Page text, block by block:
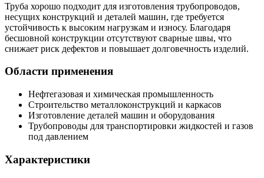
Труба хорошо подходит для изготовления трубопроводов,
несущих конструкций и деталей машин, где требуется
устойчивость к высоким нагрузкам и износу. Благодаря
бесшовной конструкции отсутствуют сварные швы, что
снижает риск дефектов и повышает долговечность изделий.
Области применения
Нефтегазовая и химическая промышленность
Строительство металлоконструкций и каркасов
Изготовление деталей машин и оборудования
Трубопроводы для транспортировки жидкостей и газов
под давлением
Характеристики